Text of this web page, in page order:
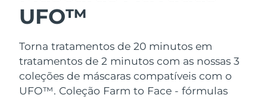
UFO™
Torna tratamentos de 20 minutos em
tratamentos de 2 minutos com as nossas 3
coleções de máscaras compatíveis com o
UFO™. Coleção Farm to Face - fórmulas